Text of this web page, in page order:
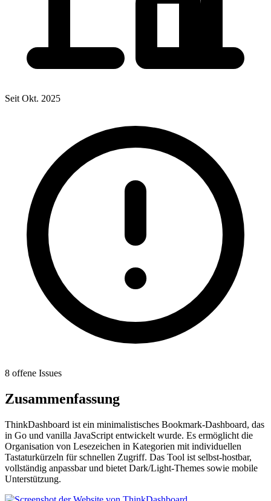
Seit Okt. 2025
8 offene Issues
Zusammenfassung
ThinkDashboard ist ein minimalistisches Bookmark-Dashboard, das
in Go und vanilla JavaScript entwickelt wurde. Es ermöglicht die
Organisation von Lesezeichen in Kategorien mit individuellen
Tastaturkürzeln für schnellen Zugriff. Das Tool ist selbst-hostbar,
vollständig anpassbar und bietet Dark/Light-Themes sowie mobile
Unterstützung.